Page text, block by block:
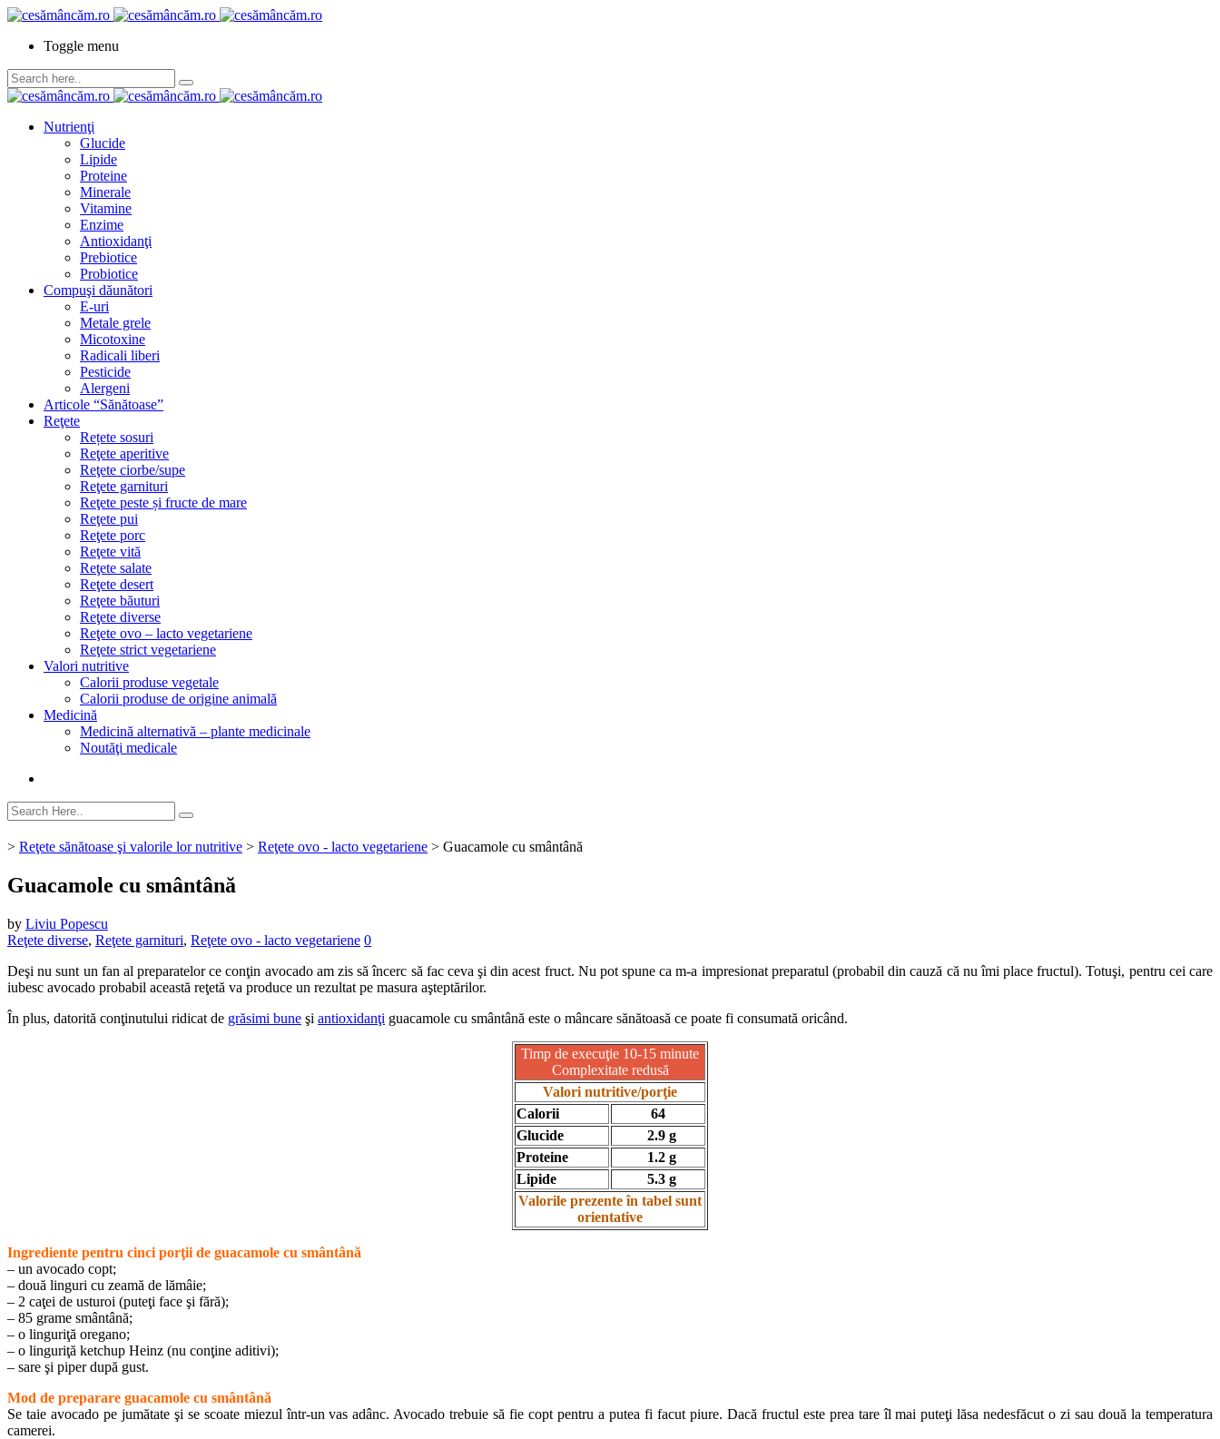
Toggle menu
Nutrienţi
Glucide
Lipide
Proteine
Minerale
Vitamine
Enzime
Antioxidanţi
Prebiotice
Probiotice
Compuşi dăunători
E-uri
Metale grele
Micotoxine
Radicali liberi
Pesticide
Alergeni
Articole “Sănătoase”
Reţete
Rețete sosuri
Reţete aperitive
Reţete ciorbe/supe
Reţete garnituri
Reţete peste și fructe de mare
Reţete pui
Reţete porc
Reţete vită
Reţete salate
Reţete desert
Reţete băuturi
Reţete diverse
Reţete ovo – lacto vegetariene
Reţete strict vegetariene
Valori nutritive
Calorii produse vegetale
Calorii produse de origine animală
Medicină
Medicină alternativă – plante medicinale
Noutăţi medicale
> Reţete sănătoase şi valorile lor nutritive > Reţete ovo - lacto vegetariene > Guacamole cu smântână
Guacamole cu smântână
by Liviu Popescu
Reţete diverse, Reţete garnituri, Reţete ovo - lacto vegetariene 0
Deşi nu sunt un fan al preparatelor ce conţin avocado am zis să încerc să fac ceva şi din acest fruct. Nu pot spune ca m-a impresionat preparatul (probabil din cauză că nu îmi place fructul). Totuşi, pentru cei care
iubesc avocado probabil această reţetă va produce un rezultat pe masura aşteptărilor.
În plus, datorită conţinutului ridicat de grăsimi bune şi antioxidanţi guacamole cu smântână este o mâncare sănătoasă ce poate fi consumată oricând.
Timp de execuţie 10-15 minute
Complexitate redusă
Valori nutritive/porţie
Calorii
64
Glucide
2.9 g
Proteine
1.2 g
Lipide
5.3 g
Valorile prezente în tabel sunt
orientative
Ingrediente pentru cinci porţii de guacamole cu smântână
– un avocado copt;
– două linguri cu zeamă de lămâie;
– 2 caţei de usturoi (puteţi face şi fără);
– 85 grame smântână;
– o linguriţă oregano;
– o linguriţă ketchup Heinz (nu conţine aditivi);
– sare şi piper după gust.
Mod de preparare guacamole cu smântână
Se taie avocado pe jumătate şi se scoate miezul într-un vas adânc. Avocado trebuie să fie copt pentru a putea fi facut piure. Dacă fructul este prea tare îl mai puteţi lăsa nedesfăcut o zi sau două la temperatura
camerei.